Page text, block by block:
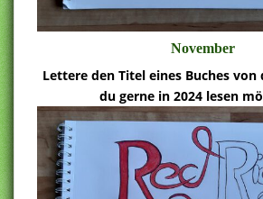
November
Lettere den Titel eines Buches von
du gerne in 2024 lesen